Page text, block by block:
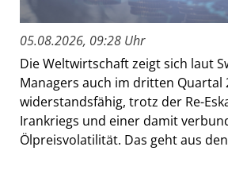
05.08.2026, 09:28 Uhr
Die Weltwirtschaft zeigt sich laut
Managers auch im dritten Quartal
widerstandsfähig, trotz der Re-
Irankriegs und einer damit
Ölpreisvolatilität. Das geht aus